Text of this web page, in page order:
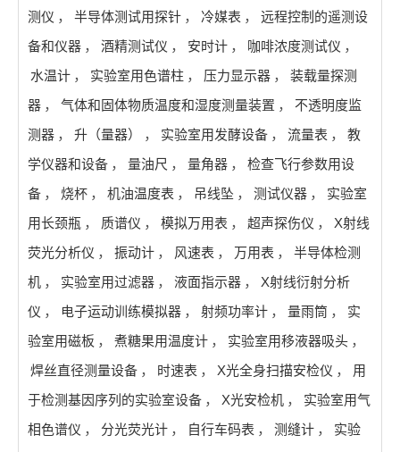
测仪 ， 半导体测试用探针 ， 冷媒表 ，
远程控制的遥测设
备和仪器 ， 酒精测试仪 ， 安时计 ， 咖啡浓度测试仪 ，
水温计 ， 实验室用色谱柱 ， 压力显示器 ，
装载量探测
器 ， 气体和固体物质温度和湿度测量装置 ，
不透明度监
测器 ， 升（量器） ， 实验室用发酵设备 ， 流量表 ，
教
学仪器和设备 ， 量油尺 ， 量角器 ，
检查飞行参数用设
备 ， 烧杯 ， 机油温度表 ， 吊线坠 ， 测试仪器 ，
实验室
用长颈瓶 ， 质谱仪 ， 模拟万用表 ， 超声探伤仪 ，
X射线
荧光分析仪 ， 振动计 ， 风速表 ， 万用表 ，
半导体检测
机 ， 实验室用过滤器 ， 液面指示器 ，
X射线衍射分析
仪 ， 电子运动训练模拟器 ， 射频功率计 ， 量雨筒 ，
实
验室用磁板 ， 煮糖果用温度计 ， 实验室用移液器吸头 ，
焊丝直径测量设备 ， 时速表 ， X光全身扫描安检仪 ，
用
于检测基因序列的实验室设备 ， X光安检机 ，
实验室用气
相色谱仪 ， 分光荧光计 ， 自行车码表 ， 测缝计 ，
实验